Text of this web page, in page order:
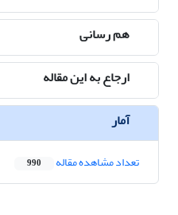
هم رسانی
ارجاع به این مقاله
آمار
تعداد مشاهده مقاله 990